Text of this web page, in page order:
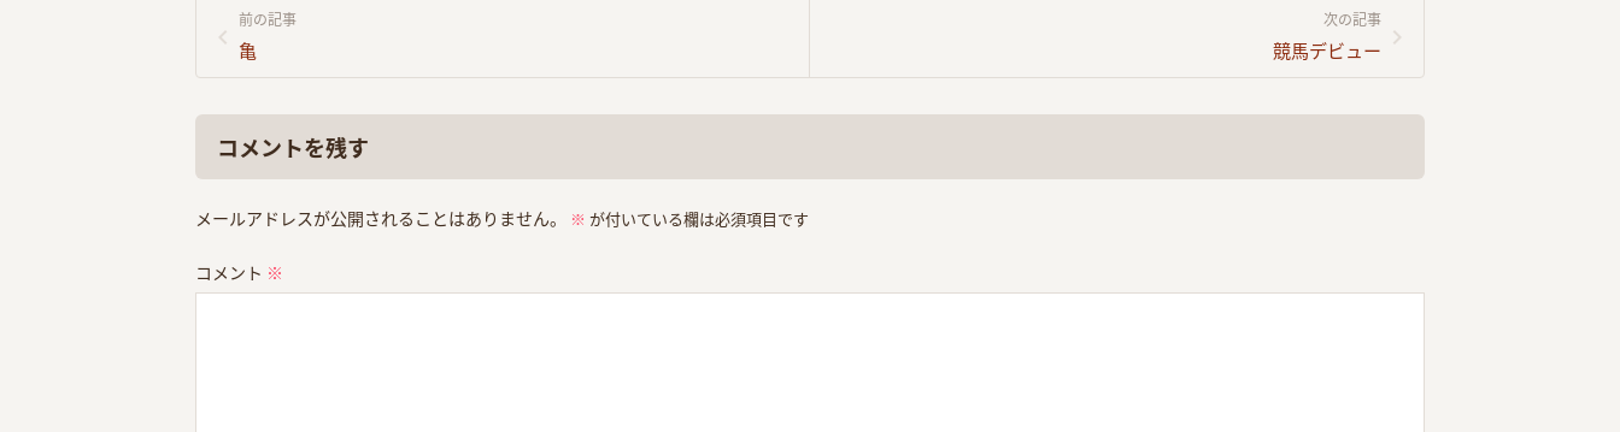
前の記事
亀
次の記事
競馬デビュー
コメントを残す
メールアドレスが公開されることはありません。 ※ が付いている欄は必須項目です
コメント ※